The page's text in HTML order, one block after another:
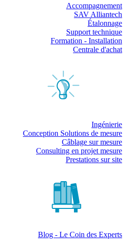
Accompagnement
SAV Alliantech
Étalonnage
Support technique
Formation - Installation
Centrale d'achat
Ingénierie
Conception Solutions de mesure
Câblage sur mesure
Consulting en projet mesure
Prestations sur site
Blog - Le Coin des Experts